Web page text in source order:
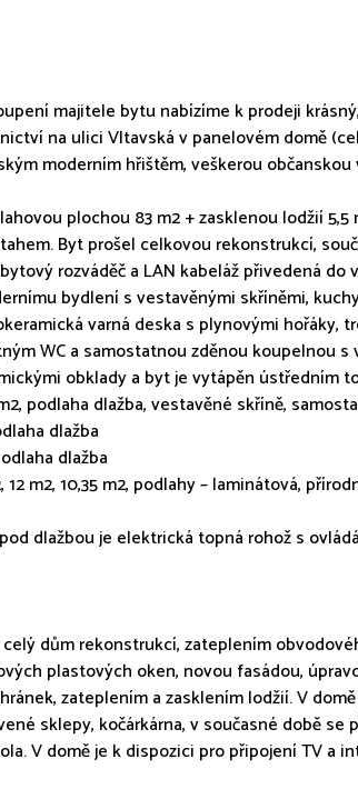
majitele bytu nabízíme k prodeji
na ulici Vltavská v panelovém domě
moderním hřištěm, veškerou
plochou 83 m2 + zasklenou lodžií 5,5
Byt prošel celkovou rekonstrukcí,
rozváděč a LAN kabeláž přivedená do
bydlení s vestavěnými skříněmi,
varná deska s plynovými hořáky,
WC a samostatnou zděnou koupelnou s
obklady a byt je vytápěn ústředním
podlaha dlažba, vestavěné skříně,
dlažba
dlažba
12 m2, 10,35 m2, podlahy – laminátová,
dlažbou je elektrická topná rohož s
dům rekonstrukcí, zateplením
plastových oken, novou fasádou,
zateplením a zasklením lodžií. V
sklepy, kočárkárna, v současné době
V domě je k dispozici pro připojení TV a